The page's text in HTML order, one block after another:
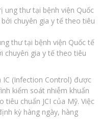
thư tại bệnh viện Quốc tế
chuyên gia y tế theo tiêu
IC (Infection Control) được
kiểm soát nhiễm khuẩn
chuẩn JCI của Mỹ. Việc
kỳ hàng ngày, hàng